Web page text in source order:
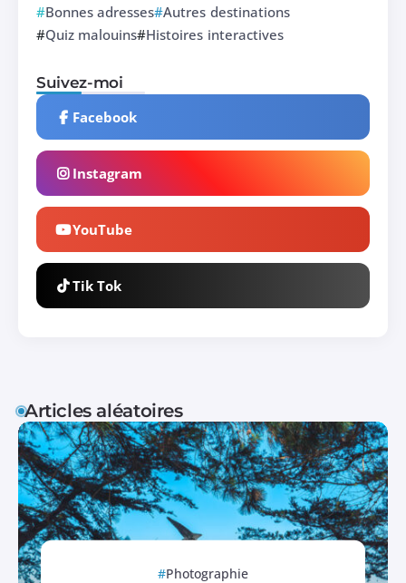
Bonnes adresses Autres destinations
Quiz malouins Histoires interactives
Suivez-moi
Facebook
Instagram
YouTube
Tik Tok
Articles aléatoires
Photographie